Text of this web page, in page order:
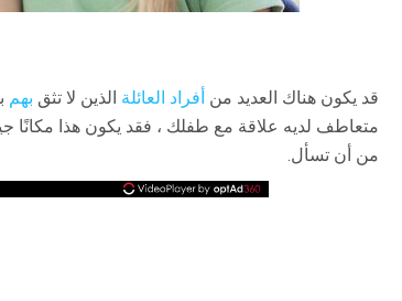
قد يكون هناك العديد من أفراد العائلة الذين لا تثق بهم
متعاطف لديه علاقة مع طفلك ، فقد يكون هذا مكانًا
من أن تسأل.